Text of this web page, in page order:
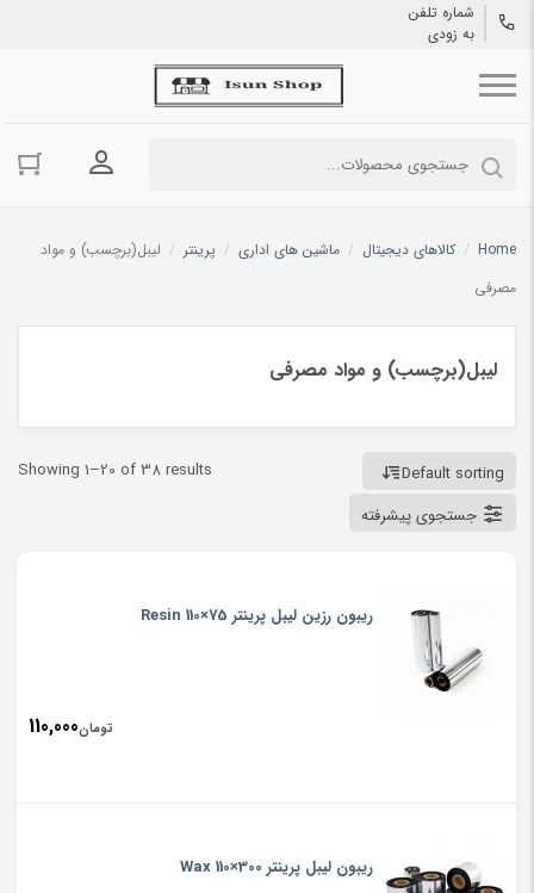
شماره تلفن
به زودی
ورود به
Home
/ کالاهای دیجیتال / ماشین های اداری / پرینتر / لیبل(برچسب) و مواد
مصرفی
لیبل(برچسب) و مواد مصرفی
Showing 1–20 of 38 results
Default sorting
جستجوی پیشرفته
ریبون رزین لیبل پرینتر Resin 110×75
تومان110,000
ریبون لیبل پرینتر Wax 110×300